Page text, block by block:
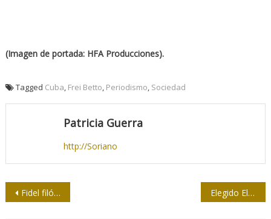
(Imagen de portada: HFA Producciones).
Tagged Cuba, Frei Betto, Periodismo, Sociedad
Patricia Guerra
http://Soriano
Navegación
Fidel filósofo. El eslabón más alto de la dignidad Elegido Elvis Gil presidente de la Upec en Mayabeque